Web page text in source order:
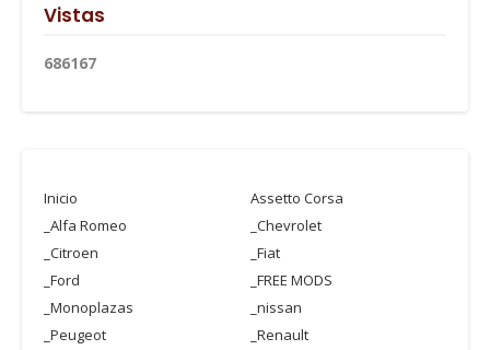
Vistas
686167
Inicio
Assetto Corsa
_Alfa Romeo
_Chevrolet
_Citroen
_Fiat
_Ford
_FREE MODS
_Monoplazas
_nissan
_Peugeot
_Renault